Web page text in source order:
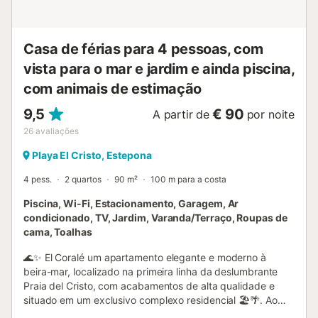
Casa de férias para 4 pessoas, com
vista para o mar e jardim e ainda piscina,
com animais de estimação
9,5
26 avaliações
A partir de € 90 por noite
Playa El Cristo, Estepona
4 pess. 2 quartos 90 m² 100 m para a costa
Piscina, Wi-Fi, Estacionamento, Garagem, Ar
condicionado, TV, Jardim, Varanda/Terraço, Roupas de
cama, Toalhas
🌊✨ El Coralé um apartamento elegante e moderno à
beira-mar, localizado na primeira linha da deslumbrante
Praia del Cristo, com acabamentos de alta qualidade e
situado em um exclusivo complexo residencial 🏖️🌴. Ao